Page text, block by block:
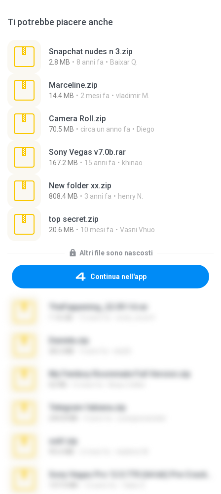
Ti potrebbe piacere anche
Snapchat nudes n 3.zip
2.8 MB 8 anni fa Baixar Q.
Marceline.zip
14.4 MB 2 mesi fa vladimir M.
Camera Roll.zip
70.5 MB circa un anno fa Diego
Sony Vegas v7.0b.rar
167.2 MB 15 anni fa khinao
New folder xx.zip
808.4 MB 3 anni fa henry N.
top secret.zip
20.6 MB 10 mesi fa Vasni Vhuo
Altri file sono nascosti
Continua nell'app
TheFappening_22.09.14.rar
Daniela.zip
My Femboy Roommate Full Version.zip
Telegram fabiana.zip
ouh!.zip